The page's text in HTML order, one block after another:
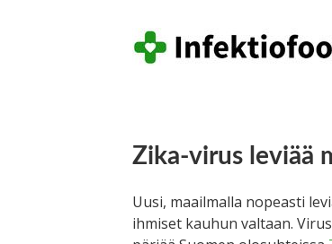
Zika-virus leviää
Uusi, maailmalla nopeasti
ihmiset kauhun valtaan.